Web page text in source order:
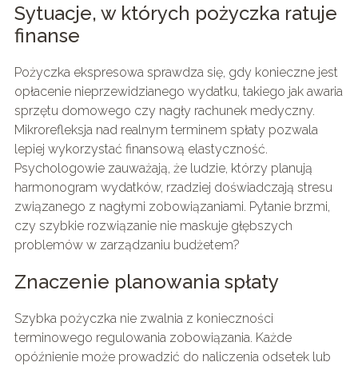
Sytuacje, w których pożyczka ratuje
finanse
Pożyczka ekspresowa sprawdza się, gdy konieczne jest
opłacenie nieprzewidzianego wydatku, takiego jak awaria
sprzętu domowego czy nagły rachunek medyczny.
Mikrorefleksja nad realnym terminem spłaty pozwala
lepiej wykorzystać finansową elastyczność.
Psychologowie zauważają, że ludzie, którzy planują
harmonogram wydatków, rzadziej doświadczają stresu
związanego z nagłymi zobowiązaniami. Pytanie brzmi,
czy szybkie rozwiązanie nie maskuje głębszych
problemów w zarządzaniu budżetem?
Znaczenie planowania spłaty
Szybka pożyczka nie zwalnia z konieczności
terminowego regulowania zobowiązania. Każde
opóźnienie może prowadzić do naliczenia odsetek lub